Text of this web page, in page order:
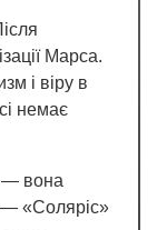
Марса.
і віру в
немає
— вона
— «Соляріс»